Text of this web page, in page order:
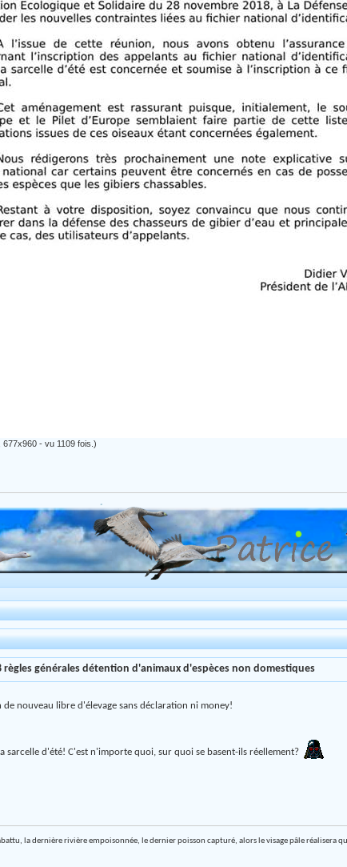
677x960 - vu 1109 fois.)
générales détention d'animaux d'espèces non domestiques
de nouveau libre d'élevage sans déclaration ni money!
sarcelle d'été! C'est n'importe quoi, sur quoi se basent-ils réellement?
la dernière rivière empoisonnée, le dernier poisson capturé, alors le visage pâle réalisera